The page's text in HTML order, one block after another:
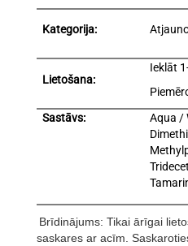
Kategorija:
Lietošana:
Ieklāt
Sastāvs:
Aqua /
Brīdinājums: Tikai ārīgai
saskares ar acīm.